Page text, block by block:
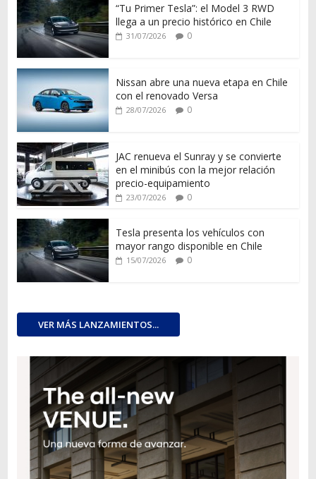
“Tu Primer Tesla”: el Model 3 RWD
llega a un precio histórico en Chile
31/07/2026 0
Nissan abre una nueva etapa en Chile
con el renovado Versa
28/07/2026 0
JAC renueva el Sunray y se convierte
en el minibús con la mejor relación
precio-equipamiento
23/07/2026 0
Tesla presenta los vehículos con
mayor rango disponible en Chile
15/07/2026 0
VER MÁS LANZAMIENTOS...